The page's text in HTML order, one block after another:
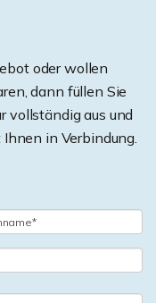
oder wollen
dann füllen Sie
vollständig aus und
in Verbindung.